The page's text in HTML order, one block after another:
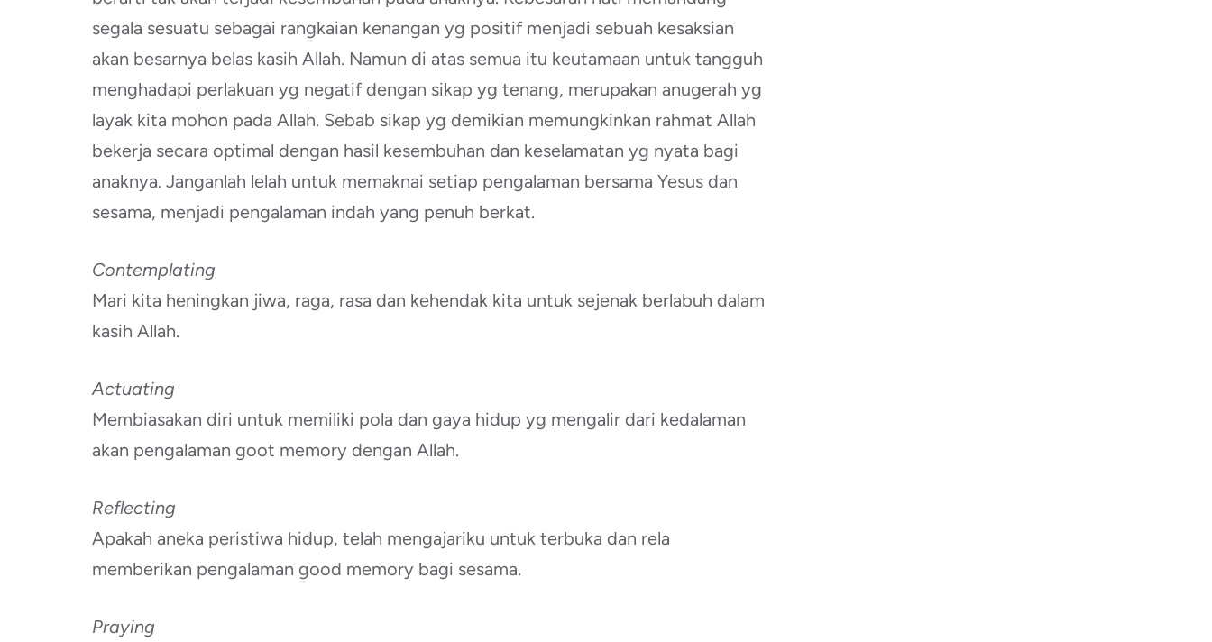
segala sesuatu sebagai rangkaian kenangan yg positif menjadi sebuah kesaksian
akan besarnya belas kasih Allah. Namun di atas semua itu keutamaan untuk tangguh
menghadapi perlakuan yg negatif dengan sikap yg tenang, merupakan anugerah yg
layak kita mohon pada Allah. Sebab sikap yg demikian memungkinkan rahmat Allah
bekerja secara optimal dengan hasil kesembuhan dan keselamatan yg nyata bagi
anaknya. Janganlah lelah untuk memaknai setiap pengalaman bersama Yesus dan
sesama, menjadi pengalaman indah yang penuh berkat.
Contemplating
Mari kita heningkan jiwa, raga, rasa dan kehendak kita untuk sejenak berlabuh dalam
kasih Allah.
Actuating
Membiasakan diri untuk memiliki pola dan gaya hidup yg mengalir dari kedalaman
akan pengalaman goot memory dengan Allah.
Reflecting
Apakah aneka peristiwa hidup, telah mengajariku untuk terbuka dan rela
memberikan pengalaman good memory bagi sesama.
Praying